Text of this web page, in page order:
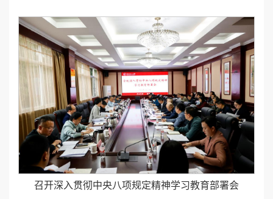
召开深入贯彻中央八项规定精神学习教育部署会